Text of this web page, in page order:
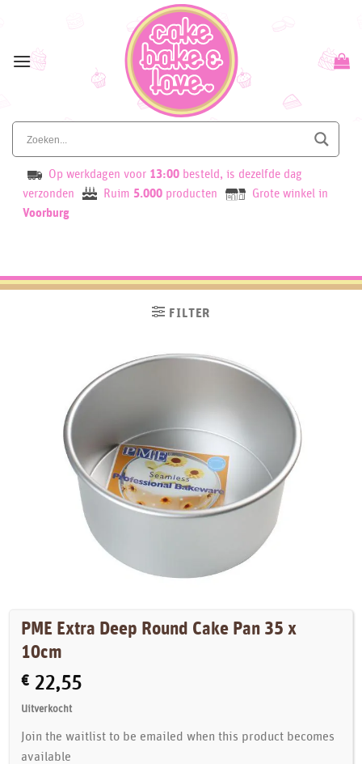
content
Op werkdagen voor 13:00 besteld, is dezelfde dag
verzonden
Ruim 5.000 producten
Grote winkel in
Voorburg
FILTER
PME Extra Deep Round Cake Pan 35 x
10cm
€ 22,55
Uitverkocht
Join the waitlist to be emailed when this product becomes
available